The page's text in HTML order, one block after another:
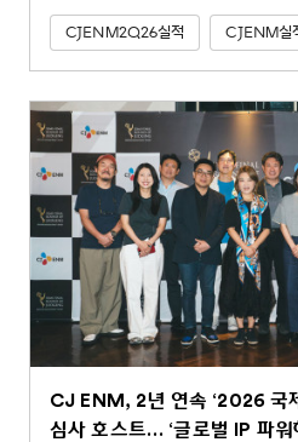
CJENM2Q26실적 CJENM실
CJ ENM, 2년 연속 ‘2026 국
심사 호스트… ‘글로벌 IP 파워